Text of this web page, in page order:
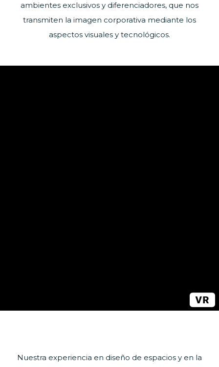
ambientes exclusivos y diferenciadores, que nos
transmiten la imagen corporativa mediante los
aspectos visuales y tecnológicos.
Nuestra experiencia en diseño de espacios y en la